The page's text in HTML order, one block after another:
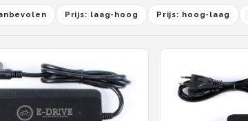
Prijs: laag-hoog Prijs: hoog-laag